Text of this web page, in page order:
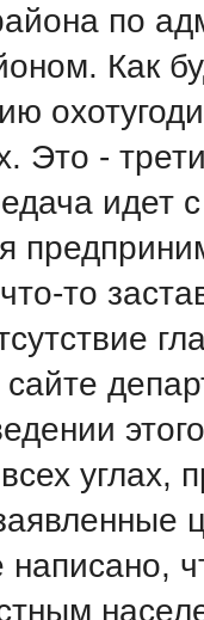
по
Как
Это -
идет
то
углах,
написано,